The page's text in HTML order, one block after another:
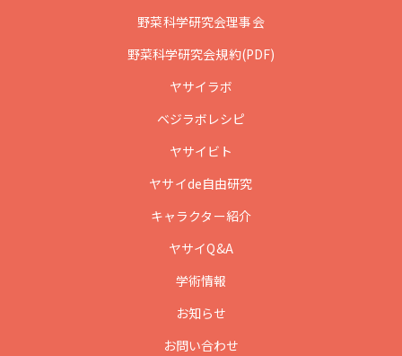
野菜科学研究会理事会
野菜科学研究会規約(PDF)
ヤサイラボ
ベジラボレシピ
ヤサイビト
ヤサイde自由研究
キャラクター紹介
ヤサイQ&A
学術情報
お知らせ
お問い合わせ